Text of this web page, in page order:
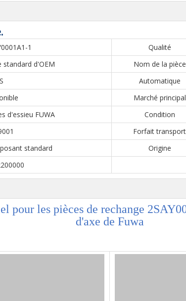
1 Qualité
standard d'OEM Nom de la pièce
Automatique
Marché principal
d'essieu FUWA Condition
Forfait transport
standard Origine
pour les pièces de rechange
d'axe de Fuwa